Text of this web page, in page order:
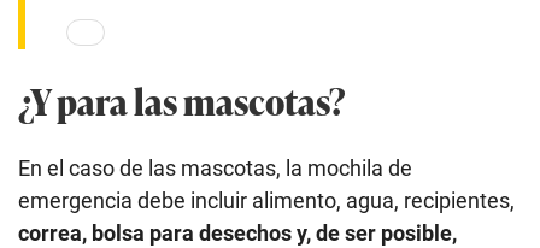
¿Y para las mascotas?
En el caso de las mascotas, la mochila de
emergencia debe incluir alimento, agua, recipientes,
correa, bolsa para desechos y, de ser posible,